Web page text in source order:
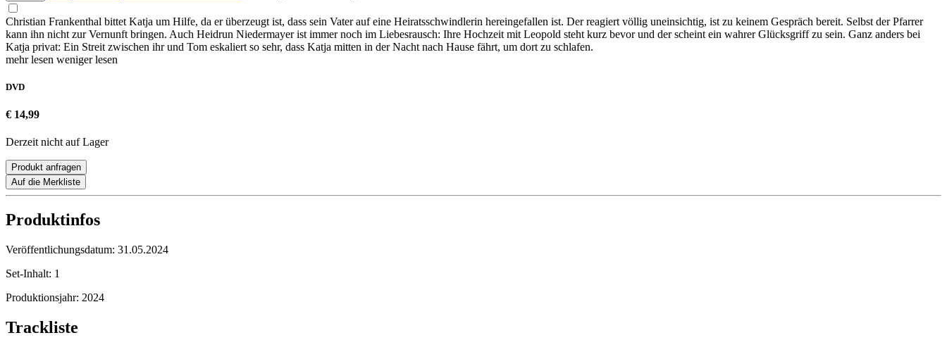
Christian Frankenthal bittet Katja um Hilfe, da er überzeugt ist, dass sein Vater auf eine Heiratsschwindlerin hereingefallen ist. Der reagiert völlig uneinsichtig, ist zu keinem Gespräch bereit. Selbst der Pfarrer
kann ihn nicht zur Vernunft bringen. Auch Heidrun Niedermayer ist immer noch im Liebesrausch: Ihre Hochzeit mit Leopold steht kurz bevor und der scheint ein wahrer Glücksgriff zu sein. Ganz anders bei
Katja privat: Ein Streit zwischen ihr und Tom eskaliert so sehr, dass Katja mitten in der Nacht nach Hause fährt, um dort zu schlafen.
mehr lesen weniger lesen
DVD
€ 14,99
Derzeit nicht auf Lager
Produkt anfragen
Auf die Merkliste
Produktinfos
Veröffentlichungsdatum: 31.05.2024
Set-Inhalt: 1
Produktionsjahr: 2024
Trackliste